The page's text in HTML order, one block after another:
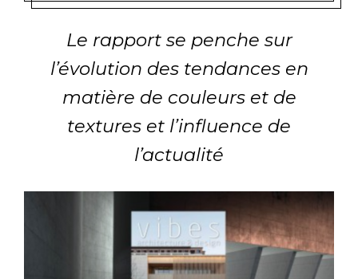
Le rapport se penche sur
l’évolution des tendances en
matière de couleurs et de
textures et l’influence de
l’actualité